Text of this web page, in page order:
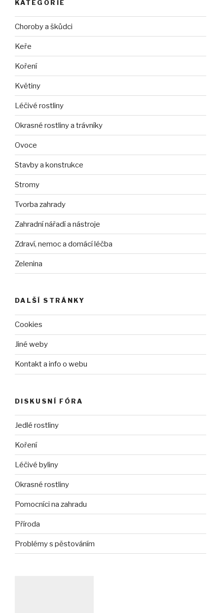
KATEGORIE
Choroby a škůdci
Keře
Koření
Květiny
Léčivé rostliny
Okrasné rostliny a trávníky
Ovoce
Stavby a konstrukce
Stromy
Tvorba zahrady
Zahradní nářadí a nástroje
Zdraví, nemoc a domácí léčba
Zelenina
DALŠÍ STRÁNKY
Cookies
Jiné weby
Kontakt a info o webu
DISKUSNÍ FÓRA
Jedlé rostliny
Koření
Léčivé byliny
Okrasné rostliny
Pomocníci na zahradu
Příroda
Problémy s pěstováním